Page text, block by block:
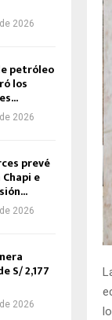
2026
petróleo
los
2026
prevé
e
2026
S/ 2,177
2026